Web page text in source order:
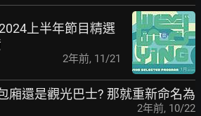
上半年節目精選
2年前, 11/21
廂還是觀光巴士? 那就重新命名為
2年前, 10/22